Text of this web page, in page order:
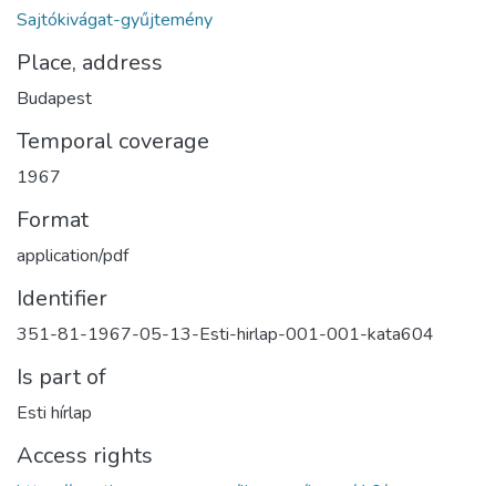
Sajtókivágat-gyűjtemény
Place, address
Budapest
Temporal coverage
1967
Format
application/pdf
Identifier
351-81-1967-05-13-Esti-hirlap-001-001-kata604
Is part of
Esti hírlap
Access rights